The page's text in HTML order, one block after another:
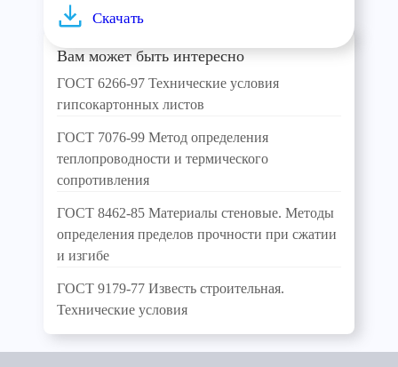
Скачать
Вам может быть интересно
ГОСТ 6266-97 Технические условия
гипсокартонных листов
ГОСТ 7076-99 Метод определения
теплопроводности и термического
сопротивления
ГОСТ 8462-85 Материалы стеновые. Методы
определения пределов прочности при сжатии
и изгибе
ГОСТ 9179-77 Известь строительная.
Технические условия